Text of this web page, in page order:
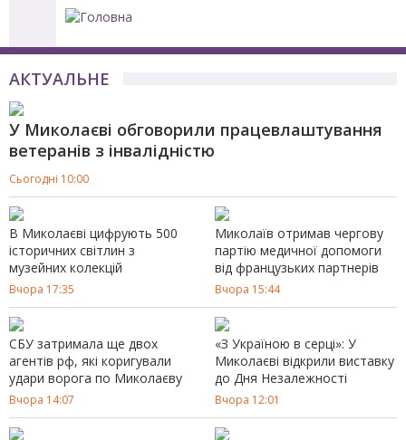
АКТУАЛЬНЕ
У Миколаєві обговорили працевлаштування
ветеранів з інвалідністю
Сьогодні 10:00
В Миколаєві цифрують 500
історичних світлин з
музейних колекцій
Вчора 17:35
Миколаїв отримав чергову
партію медичної допомоги
від французьких партнерів
Вчора 15:44
СБУ затримала ще двох
агентів рф, які коригували
удари ворога по Миколаєву
Вчора 14:07
«З Україною в серці»: У
Миколаєві відкрили виставку
до Дня Незалежності
Вчора 12:01